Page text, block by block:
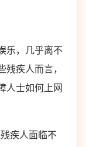
，几乎离不
疾人而言，
人士如何上网
疾人面临不